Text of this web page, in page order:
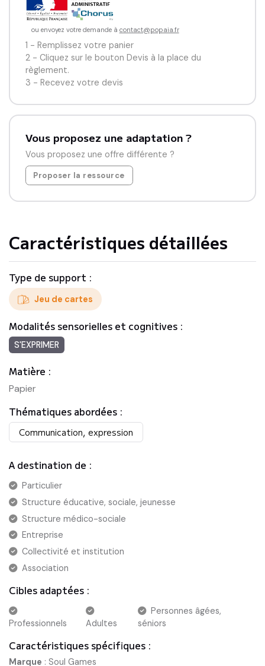
ou envoyez votre demande à contact@popaia.fr
1 - Remplissez votre panier
2 - Cliquez sur le bouton Devis à la place du
règlement.
3 - Recevez votre devis
Vous proposez une adaptation ?
Vous proposez une offre différente ?
Proposer la ressource
Caractéristiques détaillées
Type de support :
Jeu de cartes
Modalités sensorielles et cognitives :
S'EXPRIMER
Matière :
Papier
Thématiques abordées :
Communication, expression
A destination de :
Particulier
Structure éducative, sociale, jeunesse
Structure médico-sociale
Entreprise
Collectivité et institution
Association
Cibles adaptées :
Professionnels Adultes
Personnes âgées,
séniors
Caractéristiques spécifiques :
Marque : Soul Games